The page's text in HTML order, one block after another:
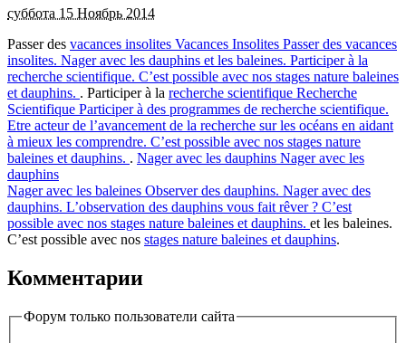
суббота 15 Ноябрь 2014
Passer des vacances insolites Vacances Insolites Passer des vacances
insolites. Nager avec les dauphins et les baleines. Participer à la
recherche scientifique. C’est possible avec nos stages nature baleines
et dauphins. . Participer à la recherche scientifique Recherche
Scientifique Participer à des programmes de recherche scientifique.
Etre acteur de l’avancement de la recherche sur les océans en aidant
à mieux les comprendre. C’est possible avec nos stages nature
baleines et dauphins. . Nager avec les dauphins Nager avec les
dauphins
Nager avec les baleines Observer des dauphins. Nager avec des
dauphins. L’observation des dauphins vous fait rêver ? C’est
possible avec nos stages nature baleines et dauphins. et les baleines.
C’est possible avec nos stages nature baleines et dauphins.
Комментарии
Форум только пользователи сайта